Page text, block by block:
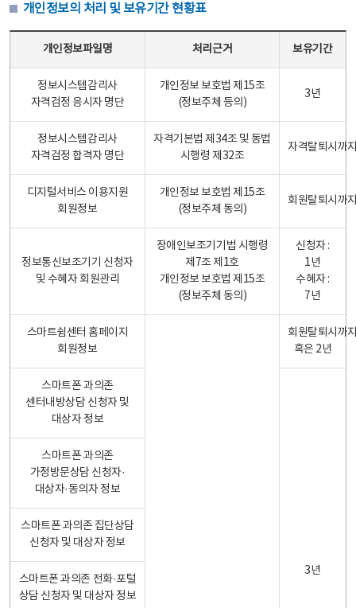
개인정보의 처리 및 보유기간 현황표
개인정보파일명 처리근거 보유기간
정보시스템감리사
자격검정 응시자 명단
개인정보 보호법 제15조
(정보주체 등의)
3년
정보시스템감리사
자격검정 합격자 명단
자격기본법 제34조 및 동법
시행령 제32조
자격탈퇴시까
디지털서비스 이용지원
회원정보
개인정보 보호법 제15조
(정보주체 동의)
회원탈퇴시까
정보통신보조기기 신청자
및 수혜자 회원관리
장애인보조기기법 시행령
제7조 제1호
개인정보 보호법 제15조
(정보주체 동의)
신청자 :
1년
수혜자 :
7년
스마트쉼센터 홈페이지
회원정보
회원탈퇴시까
혹은 2년
스마트폰 과의존
센터내방상담 신청자 및
대상자 정보
3년
스마트폰 과의존
가정방문상담 신청자·
대상자·동의자 정보
스마트폰 과의존 집단상담
신청자 및 대상자 정보
스마트폰 과의존 전화·포털
상담 신청자 및 대상자 정보